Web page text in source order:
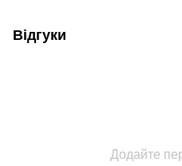
Відгуки
Додайте